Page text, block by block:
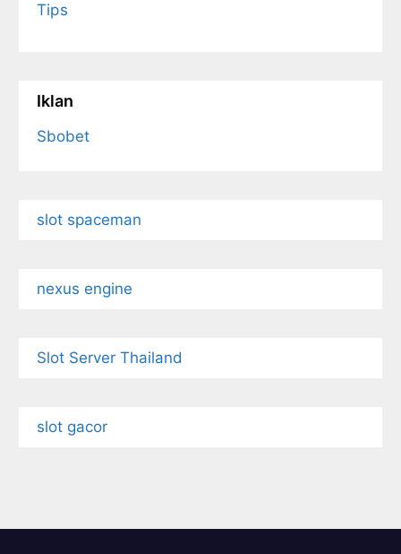
Tips
Iklan
Sbobet
slot spaceman
nexus engine
Slot Server Thailand
slot gacor